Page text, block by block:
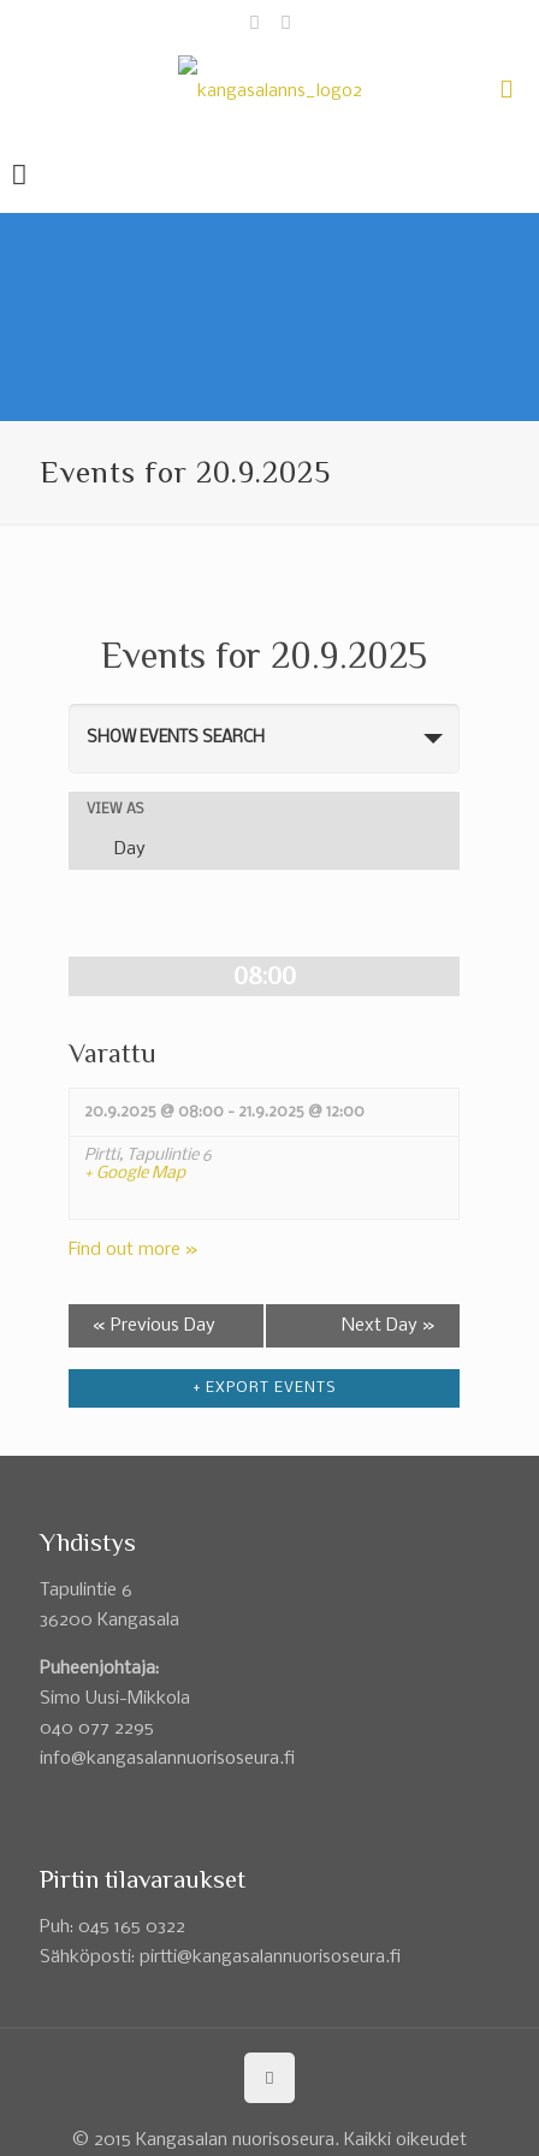
Events for 20.9.2025
Events for 20.9.2025
Events
and
Views
SHOW EVENTS SEARCH
Event
Views
VIEW AS
Day
08:00
Varattu
20.9.2025 @ 08:00- 21.9.2025 @ 12:00
Pirtti, Tapulintie 6
+ Google Map
Find out more »
« Previous Day Next Day »
+ EXPORT EVENTS
Yhdistys
Tapulintie 6
36200 Kangasala
Puheenjohtaja:
Simo Uusi-Mikkola
040 077 2295
info@kangasalannuorisoseura.fi
Pirtin tilavaraukset
Puh: 045 165 0322
Sähköposti: pirtti@kangasalannuorisoseura.fi
© 2015 Kangasalan nuorisoseura. Kaikki oikeudet